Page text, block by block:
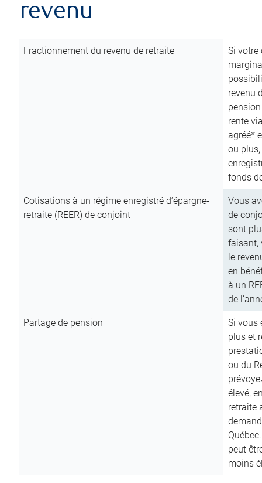
revenu
Fractionnement du revenu de retraite
Si votre
revenu
rente
agréé*
ou
fonds
Cotisations à un régime enregistré d’épargne-
retraite (REER) de conjoint
Vous
de
sont
faisant,
le
en
à un
de
Partage de pension
Si vous
plus et
ou du
élevé,
retraite
peut
moins